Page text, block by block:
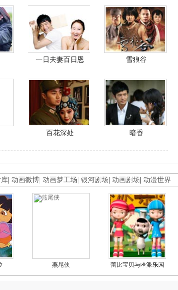
一日夫妻百日恩 雪狼谷
百花深处 暗香
动画微博 动画梦工场 银河剧场 动画剧场 动漫世界
燕尾侠 蕾比宝贝与哈派乐园